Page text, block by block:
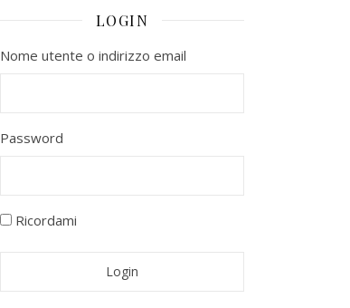
LOGIN
Nome utente o indirizzo email
Password
Ricordami